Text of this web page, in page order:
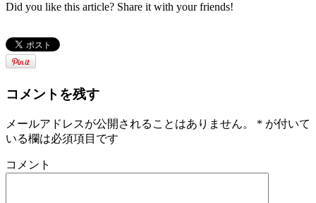
Did you like this article? Share it with your friends!
コメントを残す
メールアドレスが公開されることはありません。 * が付いて
いる欄は必須項目です
コメント